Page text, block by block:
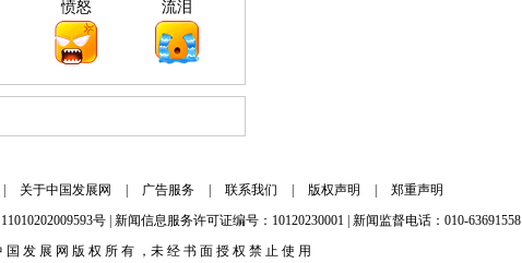
愤怒 流泪
关于中国发展网 广告服务 联系我们 版权声明
郑重声明
号 | 新闻信息服务许可证编号：10120230001 | 新闻监督电话：010-63691558
国 发 展 网 版 权 所 有 ，未 经 书 面 授 权 禁 止 使 用